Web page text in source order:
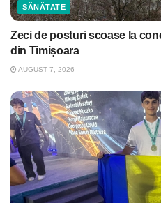
SĂNĂTATE
Zeci de posturi scoase la
din Timișoara
AUGUST 7, 2026